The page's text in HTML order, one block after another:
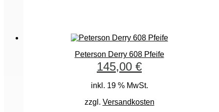
Peterson Derry 608 Pfeife
145,00 €
inkl. 19 % MwSt.
zzgl. Versandkosten